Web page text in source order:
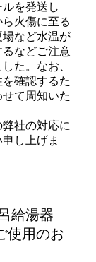
を発送し
火傷に至る
など水温が
などご注意
た。なお、
確認するた
て周知いた
社の対応に
し上げま
給湯器
使用のお